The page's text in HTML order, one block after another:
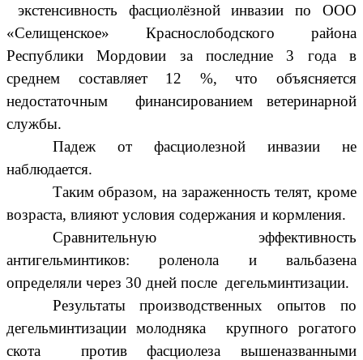
экстенсивность фасциолёзной инвазии по ООО
«Селищенское» Краснослободского района
Республики Мордовии за последние 3 года в
среднем составляет 12 %, что объясняется
недостаточным финансированием ветеринарной
службы.
Падеж от фасциолезной инвазии не
наблюдается.
Таким образом, на зараженность телят, кроме
возраста, влияют условия содержания и кормления.
Сравнительную эффективность
антигельминтиков: роленола и вальбазена
определяли через 30 дней после дегельминтизации.
Результаты производственных опытов по
дегельминтизации молодняка крупного рогатого
скота против фасциолеза вышеназванными